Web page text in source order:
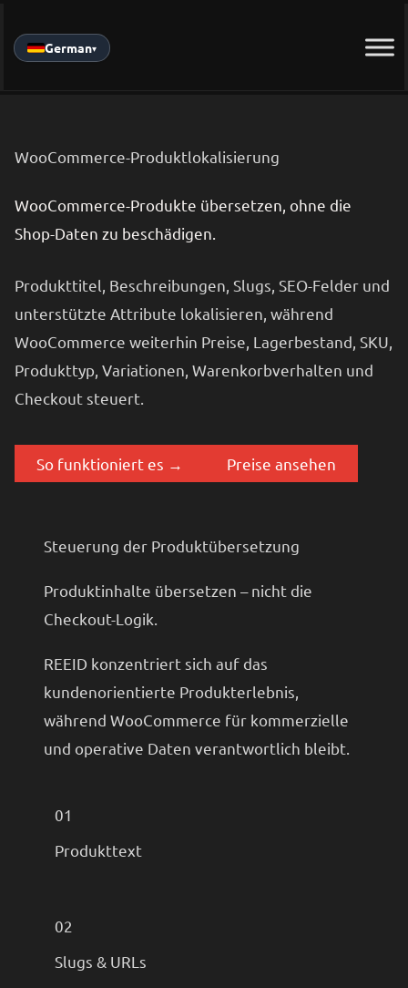
to
German▾
WooCommerce-Produktlokalisierung
WooCommerce-Produkte übersetzen, ohne die
Shop-Daten zu beschädigen.
Produkttitel, Beschreibungen, Slugs, SEO-Felder und
unterstützte Attribute lokalisieren, während
WooCommerce weiterhin Preise, Lagerbestand, SKU,
Produkttyp, Variationen, Warenkorbverhalten und
Checkout steuert.
So funktioniert es → Preise ansehen
Steuerung der Produktübersetzung
Produktinhalte übersetzen – nicht die
Checkout-Logik.
REEID konzentriert sich auf das
kundenorientierte Produkterlebnis,
während WooCommerce für kommerzielle
und operative Daten verantwortlich bleibt.
01
Produkttext
02
Slugs & URLs